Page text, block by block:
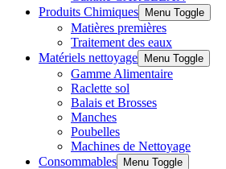
Produits Chimiques
Menu Toggle
Matières premières
Traitement des eaux
Matériels nettoyage
Menu Toggle
Gamme Alimentaire
Raclette sol
Balais et Brosses
Manches
Poubelles
Machines de Nettoyage
Consommables
Menu Toggle